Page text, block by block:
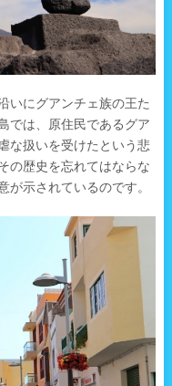
いにグアンチェ族の王た
では、原住民であるグア
な扱いを受けたという悲
の歴史を忘れてはならな
が示されているのです。